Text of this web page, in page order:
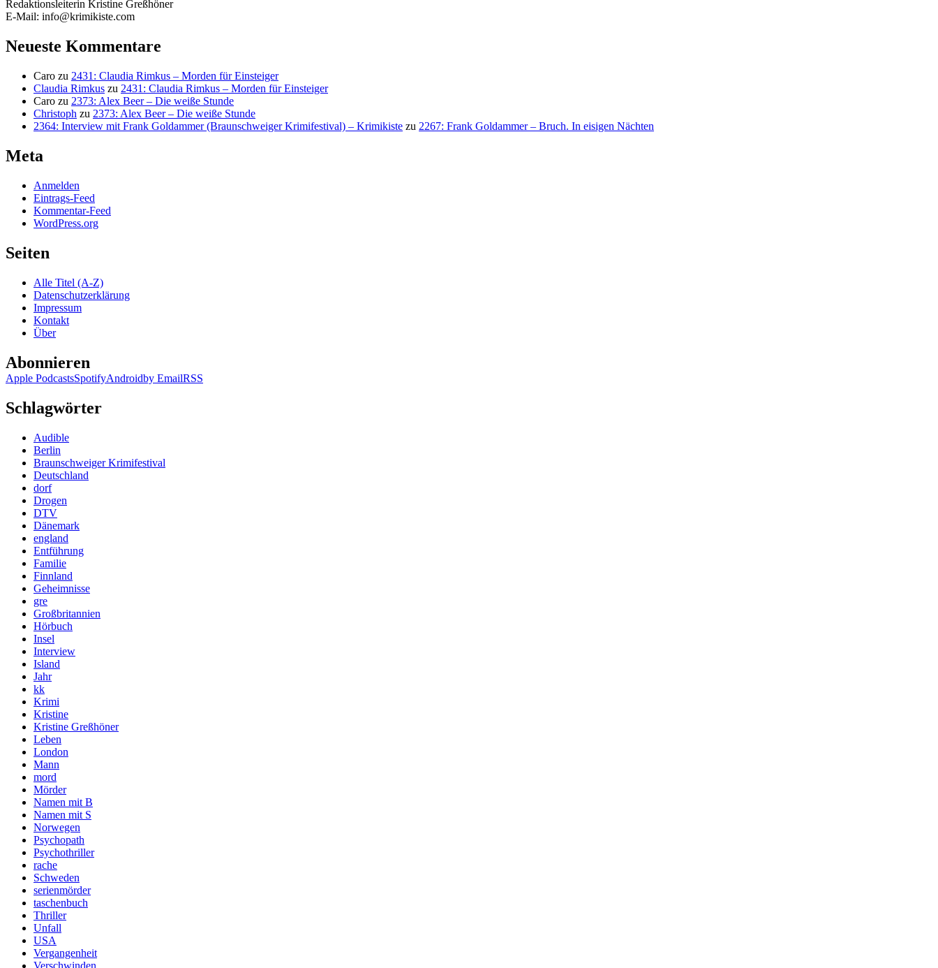
Redaktionsleiterin Kristine Greßhöner
E-Mail: info@krimikiste.com
Neueste Kommentare
Caro zu 2431: Claudia Rimkus – Morden für Einsteiger
Claudia Rimkus zu 2431: Claudia Rimkus – Morden für Einsteiger
Caro zu 2373: Alex Beer – Die weiße Stunde
Christoph zu 2373: Alex Beer – Die weiße Stunde
2364: Interview mit Frank Goldammer (Braunschweiger Krimifestival) – Krimikiste zu 2267: Frank Goldammer – Bruch. In eisigen Nächten
Meta
Anmelden
Eintrags-Feed
Kommentar-Feed
WordPress.org
Seiten
Alle Titel (A-Z)
Datenschutzerklärung
Impressum
Kontakt
Über
Abonnieren
Apple PodcastsSpotifyAndroidby EmailRSS
Schlagwörter
Audible
Berlin
Braunschweiger Krimifestival
Deutschland
dorf
Drogen
DTV
Dänemark
england
Entführung
Familie
Finnland
Geheimnisse
gre
Großbritannien
Hörbuch
Insel
Interview
Island
Jahr
kk
Krimi
Kristine
Kristine Greßhöner
Leben
London
Mann
mord
Mörder
Namen mit B
Namen mit S
Norwegen
Psychopath
Psychothriller
rache
Schweden
serienmörder
taschenbuch
Thriller
Unfall
USA
Vergangenheit
Verschwinden